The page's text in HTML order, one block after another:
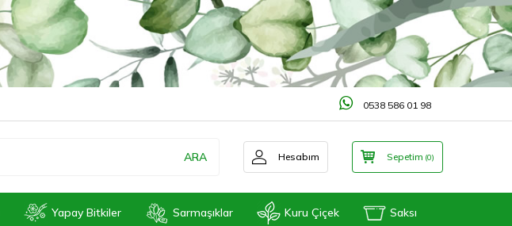
0538 586 01 98
ARA Hesabım Sepetim (0)
Yapay Bitkiler Sarmaşıklar Kuru Çiçek Saksı